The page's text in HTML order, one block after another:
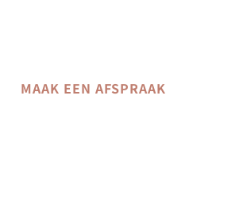
MAAK EEN AFSPRAAK